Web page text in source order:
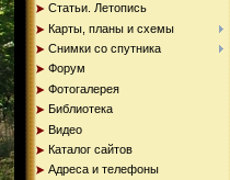
Статьи. Летопись
Карты, планы и схемы
Снимки со спутника
Форум
Фотогалерея
Библиотека
Видео
Каталог сайтов
Адреса и телефоны